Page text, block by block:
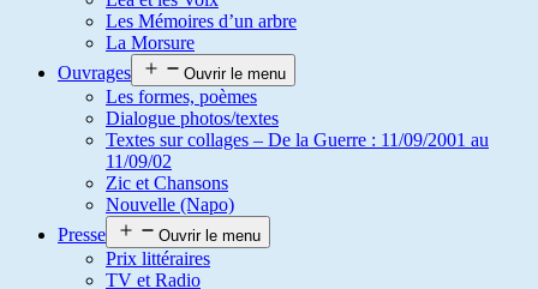
Les Mémoires d’un arbre
La Morsure
Ouvrages
Ouvrir le menu
Les formes, poèmes
Dialogue photos/textes
Textes sur collages – De la Guerre : 11/09/2001 au
11/09/02
Zic et Chansons
Nouvelle (Napo)
Presse
Ouvrir le menu
Prix littéraires
TV et Radio